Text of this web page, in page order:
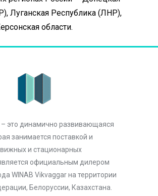
Луганская Республика (ЛНР),
области.
это динамично развивающаяся
занимается поставкой и
и стационарных
официальным дилером
WINAB Vikvaggar на территории
Белоруссии, Казахстана.